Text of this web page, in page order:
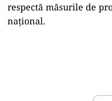
respectă măsurile de
național.